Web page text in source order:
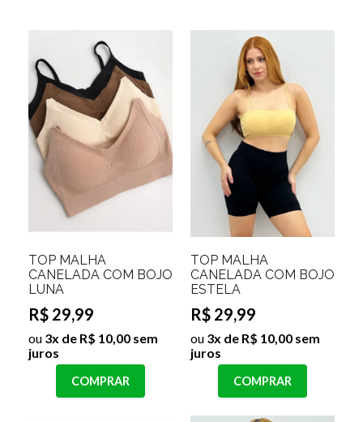
TOP MALHA
CANELADA COM BOJO
LUNA
R$ 29,99
ou 3x de R$ 10,00 sem
juros
COMPRAR
TOP MALHA
CANELADA COM BOJO
ESTELA
R$ 29,99
ou 3x de R$ 10,00 sem
juros
COMPRAR